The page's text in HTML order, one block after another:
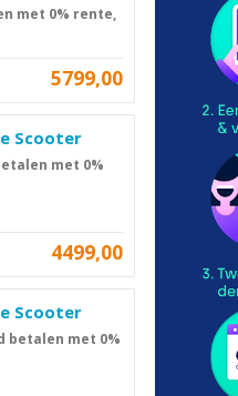
met 0% rente,
5799,00
Scooter
met 0%
4499,00
Scooter
betalen met 0%